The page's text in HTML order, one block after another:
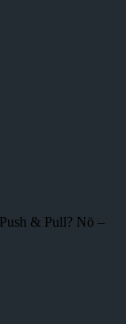
& Pull? Nö –